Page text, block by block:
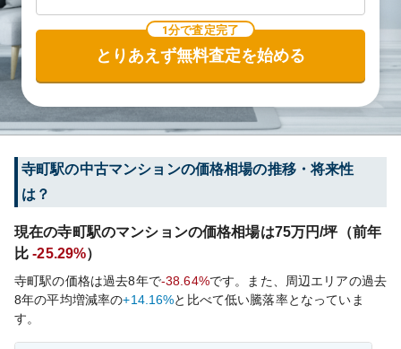
1分で査定完了
とりあえず無料査定を始める
寺町駅の中古マンションの価格相場の推移・将来性
は？
現在の寺町駅のマンションの価格相場は75万円/坪（前年
比 -25.29%）
寺町駅の価格は過去8年で-38.64%です。
また、周辺エリアの過去
8年の平均増減率の+14.16%と比べて低い騰落率となっていま
す。